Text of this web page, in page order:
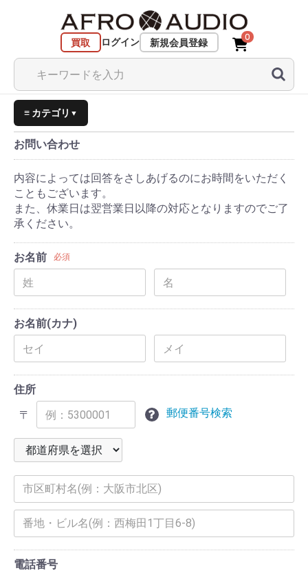
買取 ログイン 新規会員登録
0
≡ カテゴリ ▼
お問い合わせ
内容によっては回答をさしあげるのにお時間をいただく
こともございます。
また、休業日は翌営業日以降の対応となりますのでご了
承ください。
お名前 必須
お名前(カナ)
住所
〒
郵便番号検索
電話番号